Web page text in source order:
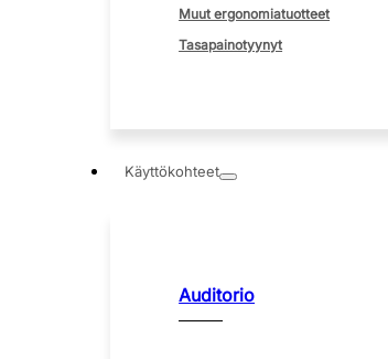
Muut ergonomiatuotteet
Tasapainotyynyt
Käyttökohteet
Auditorio